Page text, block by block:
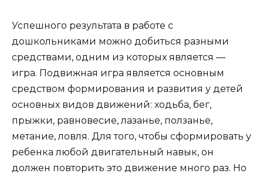
Успешного результата в работе с
дошкольниками можно добиться разными
средствами, одним из которых является —
игра. Подвижная игра является основным
средством формирования и развития у детей
основных видов движений: ходьба, бег,
прыжки, равновесие, лазанье, ползанье,
метание, ловля. Для того, чтобы сформировать у
ребенка любой двигательный навык, он
должен повторить это движение много раз. Но